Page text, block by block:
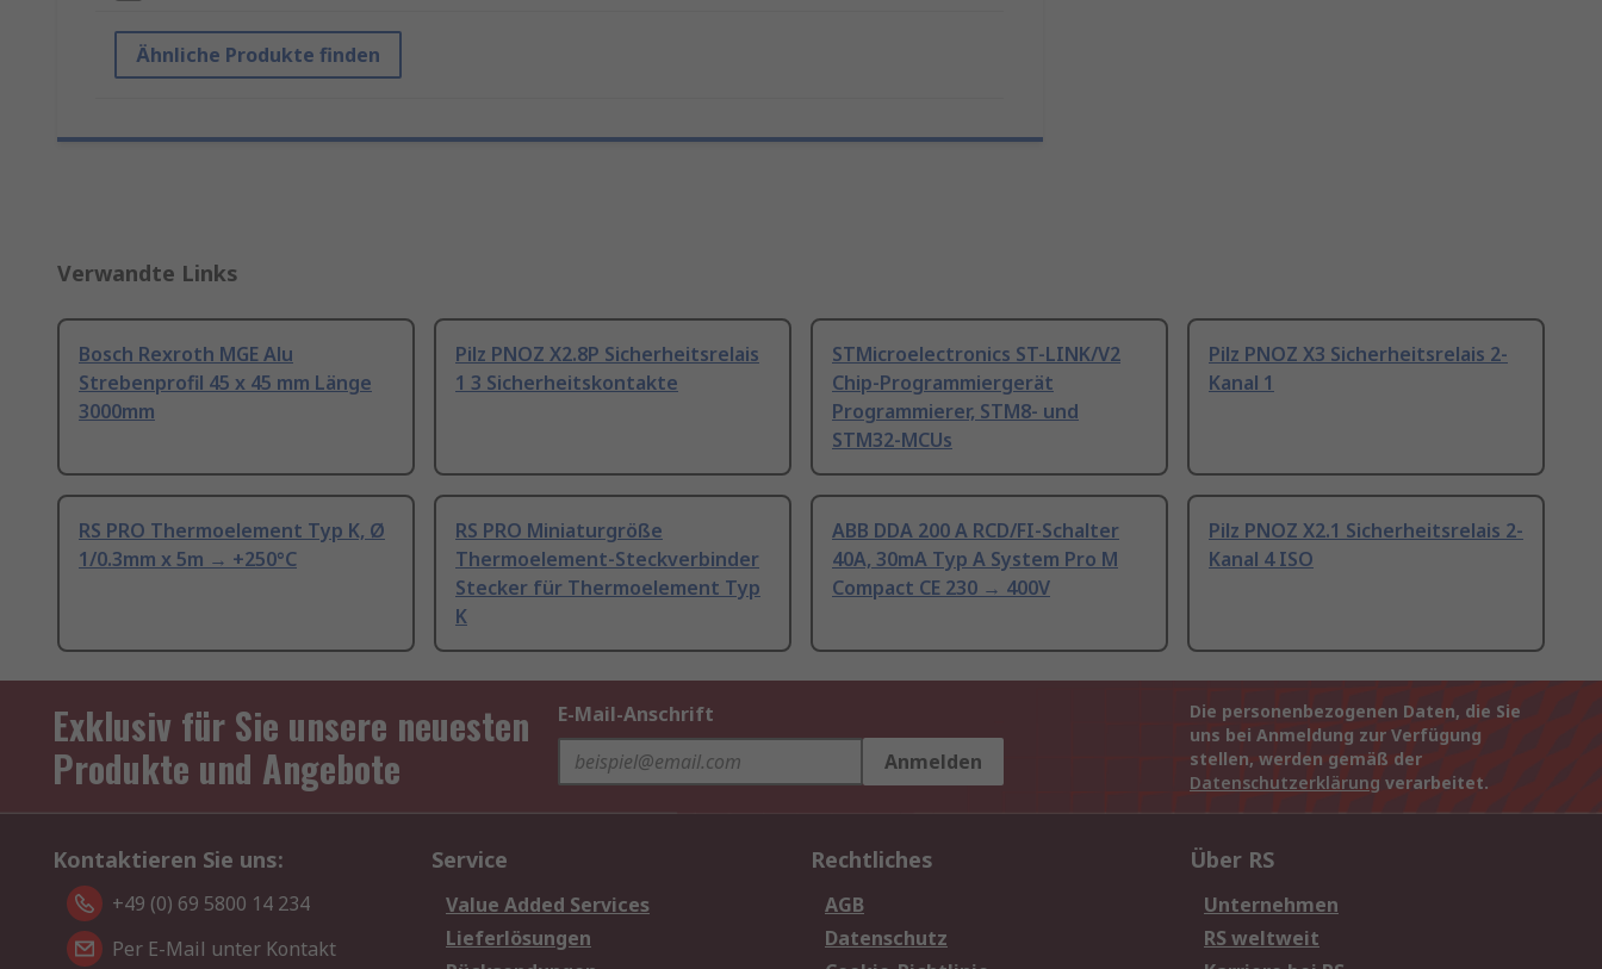
Ähnliche Produkte finden
Verwandte Links
Bosch Rexroth MGE Alu
Strebenprofil 45 x 45 mm Länge
3000mm
Pilz PNOZ X2.8P Sicherheitsrelais
1 3 Sicherheitskontakte
STMicroelectronics ST-LINK/V2
Chip-Programmiergerät
Programmierer, STM8- und
STM32-MCUs
Pilz PNOZ X3 Sicherheitsrelais 2-
Kanal 1
RS PRO Thermoelement Typ K, Ø
1/0.3mm x 5m → +250°C
RS PRO Miniaturgröße
Thermoelement-Steckverbinder
Stecker für Thermoelement Typ
K
ABB DDA 200 A RCD/FI-Schalter
40A, 30mA Typ A System Pro M
Compact CE 230 → 400V
Pilz PNOZ X2.1 Sicherheitsrelais 2-
Kanal 4 ISO
Exklusiv für Sie unsere neuesten
Produkte und Angebote
E-Mail-Anschrift
Anmelden
Die personenbezogenen Daten, die Sie
uns bei Anmeldung zur Verfügung
stellen, werden gemäß der
Datenschutzerklärung verarbeitet.
Kontaktieren Sie uns:
+49 (0) 69 5800 14 234
Per E-Mail unter Kontakt
Service
Value Added Services
Lieferlösungen
Rechtliches
AGB
Datenschutz
Über RS
Unternehmen
RS weltweit